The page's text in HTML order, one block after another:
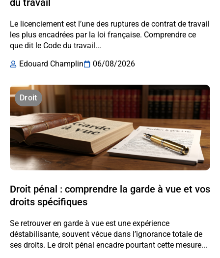
Le licenciement est l’une des ruptures de contrat de travail
les plus encadrées par la loi française. Comprendre ce
que dit le Code du travail...
Edouard Champlin
06/08/2026
Droit
Droit pénal : comprendre la garde à vue et vos
droits spécifiques
Se retrouver en garde à vue est une expérience
déstabilisante, souvent vécue dans l’ignorance totale de
ses droits. Le droit pénal encadre pourtant cette mesure...